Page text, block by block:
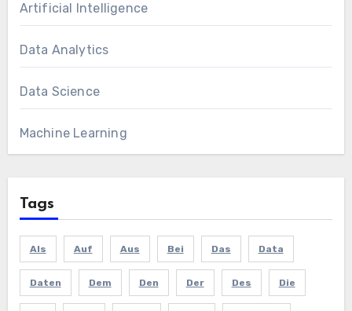
Artificial Intelligence
Data Analytics
Data Science
Machine Learning
Tags
Als Auf Aus Bei Das Data
Daten Dem Den Der Des Die